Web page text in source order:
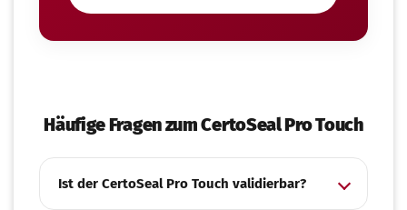
Häufige Fragen zum CertoSeal Pro Touch
Ist der CertoSeal Pro Touch validierbar?